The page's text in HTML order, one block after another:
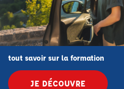
tout savoir sur la formation
JE DÉCOUVRE